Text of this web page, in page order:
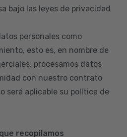
bajo las leyes de privacidad
personales como
esto es, en nombre de
procesamos datos
con nuestro contrato
será aplicable su política de
recopilamos